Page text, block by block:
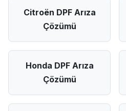
Citroën DPF Arıza
Çözümü
Honda DPF Arıza
Çözümü